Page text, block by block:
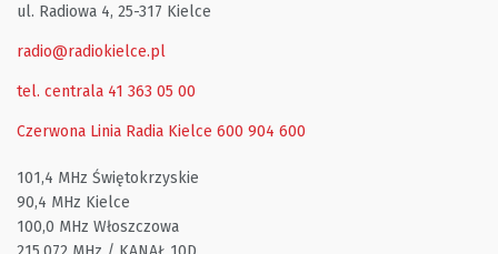
ul. Radiowa 4, 25-317 Kielce
radio@radiokielce.pl
tel. centrala 41 363 05 00
Czerwona Linia Radia Kielce 600 904 600
101,4 MHz Świętokrzyskie
90,4 MHz Kielce
100,0 MHz Włoszczowa